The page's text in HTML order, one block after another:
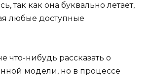
так как она буквально летает,
любые доступные
что-нибудь рассказать о
модели, но в процессе